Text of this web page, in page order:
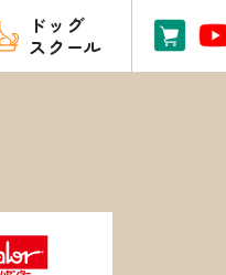
ドッグ
スクール